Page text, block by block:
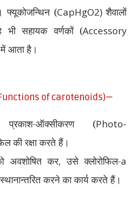
फ्यूकोजन्थिन (CapHgO2)शैवालों
भी सहायक वर्णकों (Accessory
आता है।
of carotenoids)—
प्रकाश-ऑक्सीकरण (Photo-
की रक्षा करते हैं।
अवशोषित कर,उसे क्लोरोफिल-a
करने का कार्य करते हैं।